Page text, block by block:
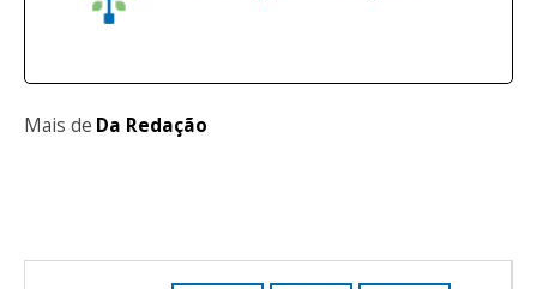
Mais de Da Redação